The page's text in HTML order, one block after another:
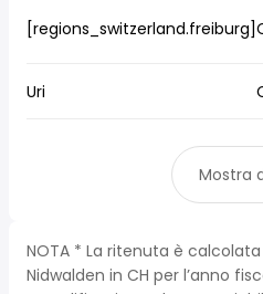
[regions_switzerland.freiburg]
Uri
Mostra
NOTA * La ritenuta è
Nidwalden in CH per l’anno